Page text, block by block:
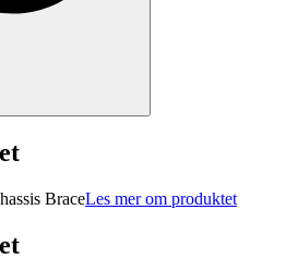
BraceLes mer om produktet